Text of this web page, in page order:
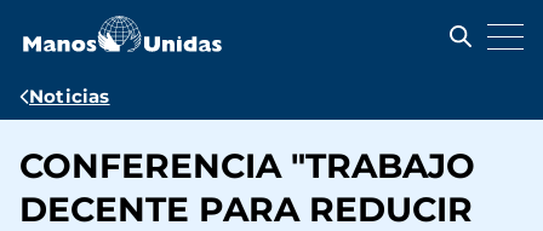
contenido
Ruta
navegación
Noticias
CONFERENCIA "TRABAJO
DECENTE PARA REDUCIR